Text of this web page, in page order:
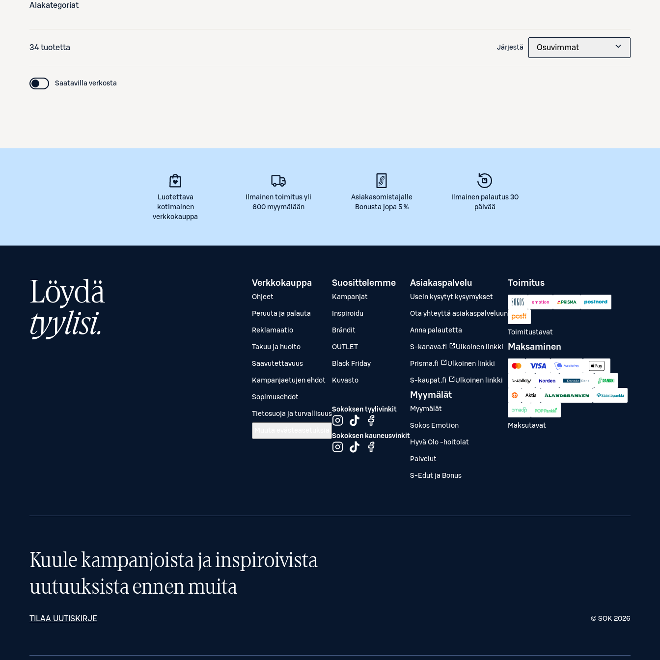
Alakategoriat
34 tuotetta Järjestä Osuvimmat
Saatavilla verkosta
Luotettava
kotimainen
verkkokauppa
Ilmainen toimitus yli
600 myymälään
Asiakasomistajalle
Bonusta jopa 5 %
Ilmainen palautus 30
päivää
Löydä
tyylisi.
Verkkokauppa
Ohjeet
Peruuta ja palauta
Reklamaatio
Takuu ja huolto
Saavutettavuus
Kampanjaetujen ehdot
Sopimusehdot
Tietosuoja ja turvallisuus
Suosittelemme
Kampanjat
Inspiroidu
Brändit
OUTLET
Black Friday
Kuvasto
Sokoksen tyylivinkit
Sokoksen kauneusvinkit
Asiakaspalvelu
Usein kysytyt kysymykset
Ota yhteyttä asiakaspalveluun
Anna palautetta
S-kanava.fi Ulkoinen linkki
Prisma.fi Ulkoinen linkki
S-kaupat.fi Ulkoinen linkki
Myymälät
Myymälät
Sokos Emotion
Hyvä Olo -hoitolat
Palvelut
S-Edut ja Bonus
Toimitus
Toimitustavat
Maksaminen
Maksutavat
Kuule kampanjoista ja inspiroivista
uutuuksista ennen muita
TILAA UUTISKIRJE © SOK 2026